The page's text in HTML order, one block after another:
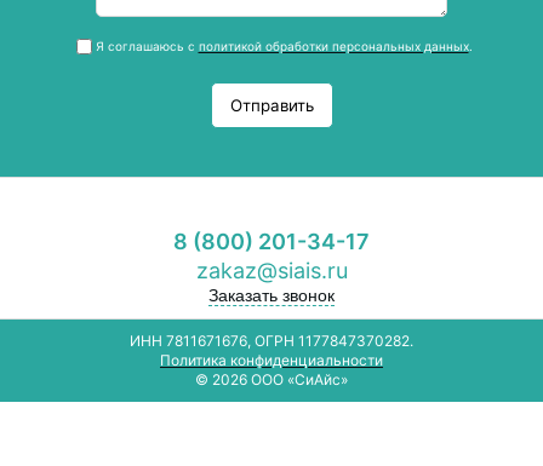
Я соглашаюсь с политикой обработки персональных данных.
Отправить
8 (800) 201-34-17
zakaz@siais.ru
Заказать звонок
ИНН 7811671676, ОГРН 1177847370282.
Политика конфиденциальности
© 2026 ООО «СиАйс»